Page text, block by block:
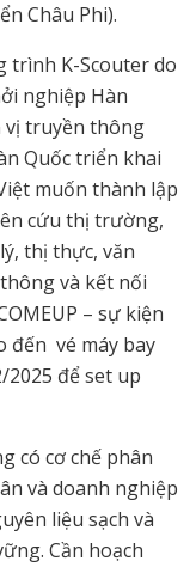
Châu Phi).
trình K-Scouter do
nghiệp Hàn
vị truyền thông
Quốc triển khai
muốn thành lập
cứu thị trường,
thị thực, văn
và kết nối
– sự kiện
đến vé máy bay
để set up
có cơ chế phân
và doanh nghiệp
liệu sạch và
Cần hoạch